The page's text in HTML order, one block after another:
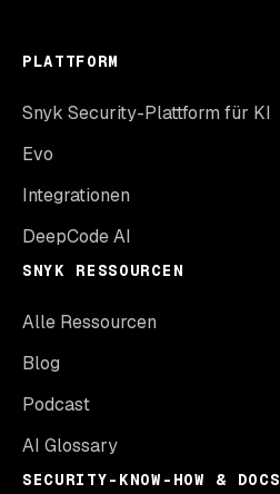
PLATTFORM
Snyk Security-Plattform für KI
Evo
Integrationen
DeepCode AI
SNYK RESSOURCEN
Alle Ressourcen
Blog
Podcast
AI Glossary
SECURITY-KNOW-HOW & DOCS